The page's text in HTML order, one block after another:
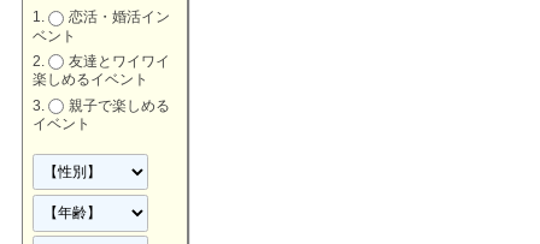
恋活・婚活イン
ベント
友達とワイワイ
楽しめるイベント
親子で楽しめる
イベント